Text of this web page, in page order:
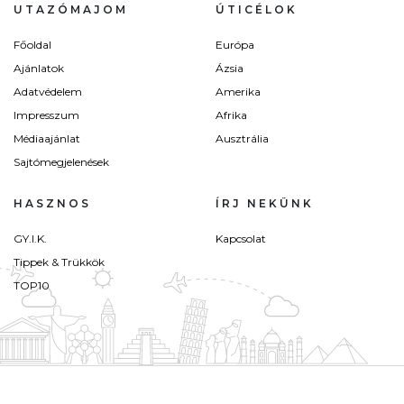
UTAZÓMAJOM
Főoldal
Ajánlatok
Adatvédelem
Impresszum
Médiaajánlat
Sajtómegjelenések
ÚTICÉLOK
Európa
Ázsia
Amerika
Afrika
Ausztrália
HASZNOS
GY.I.K.
Tippek & Trükkök
TOP10
ÍRJ NEKÜNK
Kapcsolat